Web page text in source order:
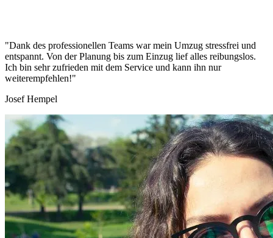
"Dank des professionellen Teams war mein Umzug stressfrei und
entspannt. Von der Planung bis zum Einzug lief alles reibungslos.
Ich bin sehr zufrieden mit dem Service und kann ihn nur
weiterempfehlen!"
Josef Hempel